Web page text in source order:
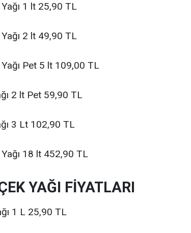
1 lt 25,90 TL
2 lt 49,90 TL
Pet 5 lt 109,00 TL
2 lt Pet 59,90 TL
3 Lt 102,90 TL
18 lt 452,90 TL
YAĞI FİYATLARI
1 L 25,90 TL